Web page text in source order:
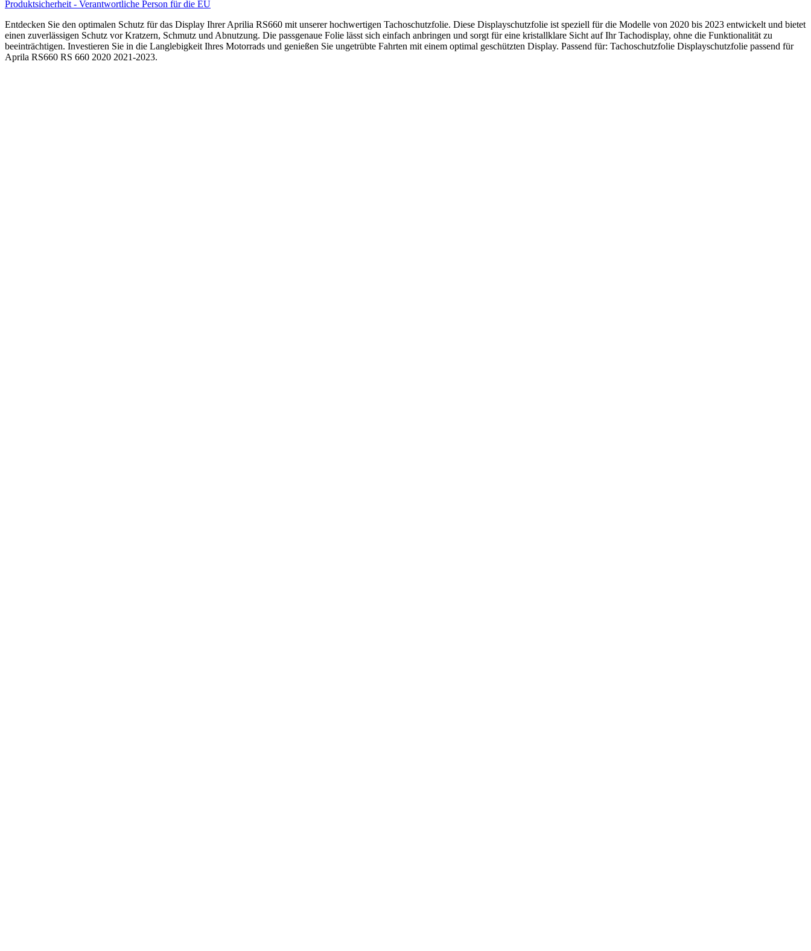
Displayfolie
Made
in
Germany
Produktsicherheit - Verantwortliche Person für die EU
Entdecken Sie den optimalen Schutz für das Display Ihrer Aprilia RS660 mit unserer hochwertigen Tachoschutzfolie. Diese Displayschutzfolie ist speziell für die Modelle von 2020 bis 2023 entwickelt und bietet
einen zuverlässigen Schutz vor Kratzern, Schmutz und Abnutzung. Die passgenaue Folie lässt sich einfach anbringen und sorgt für eine kristallklare Sicht auf Ihr Tachodisplay, ohne die Funktionalität zu
beeinträchtigen. Investieren Sie in die Langlebigkeit Ihres Motorrads und genießen Sie ungetrübte Fahrten mit einem optimal geschützten Display. Passend für: Tachoschutzfolie Displayschutzfolie passend für
Aprila RS660 RS 660 2020 2021-2023.